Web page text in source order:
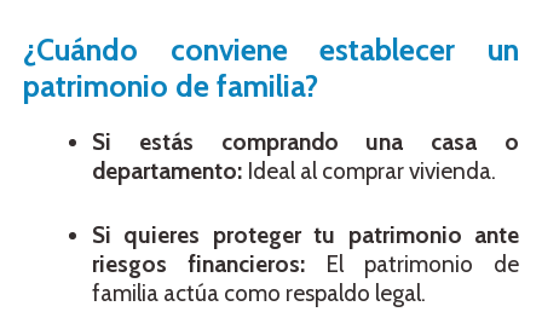
¿Cuándo conviene establecer un
patrimonio de familia?
Si estás comprando una casa o
departamento: Ideal al comprar vivienda.
Si quieres proteger tu patrimonio ante
riesgos financieros: El patrimonio de
familia actúa como respaldo legal.